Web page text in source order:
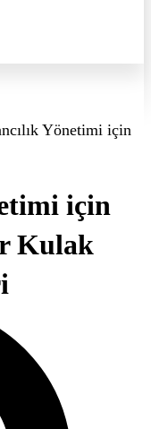
Yönetimi için
için
Kulak